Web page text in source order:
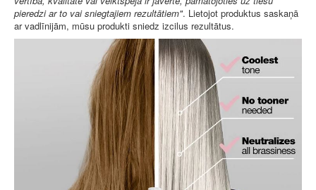
pieredzi ar to vai sniegtajiem rezultātiem". Lietojot produktus saskaņā
ar vadlīnijām, mūsu produkti sniedz izcilus rezultātus.